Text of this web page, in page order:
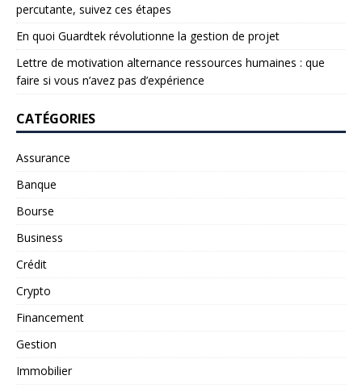
percutante, suivez ces étapes
En quoi Guardtek révolutionne la gestion de projet
Lettre de motivation alternance ressources humaines : que
faire si vous n’avez pas d’expérience
CATÉGORIES
Assurance
Banque
Bourse
Business
Crédit
Crypto
Financement
Gestion
Immobilier